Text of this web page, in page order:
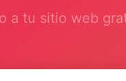
a tu sitio web